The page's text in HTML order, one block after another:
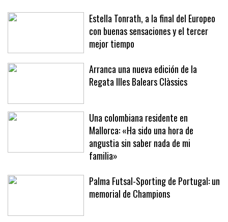
Estella Tonrath, a la final del Europeo
con buenas sensaciones y el tercer
mejor tiempo
Arranca una nueva edición de la
Regata Illes Balears Clàssics
Una colombiana residente en
Mallorca: «Ha sido una hora de
angustia sin saber nada de mi
familia»
Palma Futsal-Sporting de Portugal: un
memorial de Champions